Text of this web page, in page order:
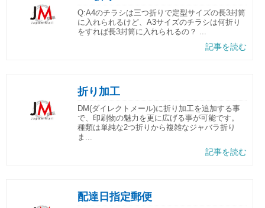
Q:A4のチラシは三つ折りで定型サイズの長3封筒
に入れられるけど、A3サイズのチラシは何折り
をすれば長3封筒に入れられるの？ ...
記事を読む
折り加工
DM(ダイレクトメール)に折り加工を追加する事
で、印刷物の魅力を更に広げる事が可能です。
種類は単純な2つ折りから複雑なジャバラ折り
ま...
記事を読む
配達日指定郵便